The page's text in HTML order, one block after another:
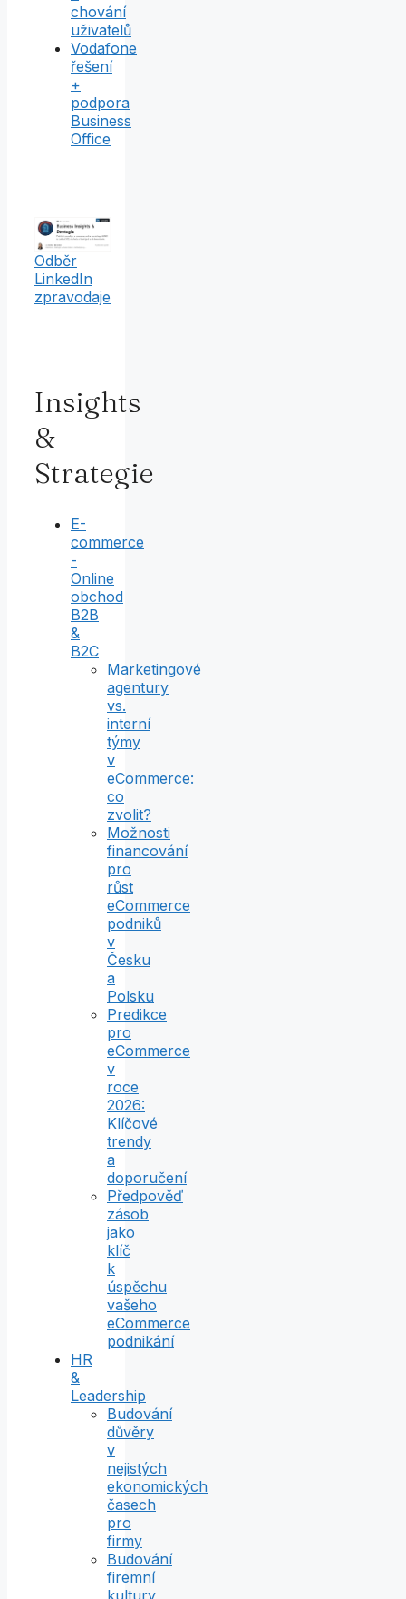
chování
uživatelů
Vodafone
řešení
+
podpora
Business
Office
Odběr
LinkedIn
zpravodaje
Insights
&
Strategie
E-
commerce
-
Online
obchod
B2B
&
B2C
Marketingové
agentury
vs.
interní
týmy
v
eCommerce:
co
zvolit?
Možnosti
financování
pro
růst
eCommerce
podniků
v
Česku
a
Polsku
Predikce
pro
eCommerce
v
roce
2026:
Klíčové
trendy
a
doporučení
Předpověď
zásob
jako
klíč
k
úspěchu
vašeho
eCommerce
podnikání
HR
&
Leadership
Budování
důvěry
v
nejistých
ekonomických
časech
pro
firmy
Budování
firemní